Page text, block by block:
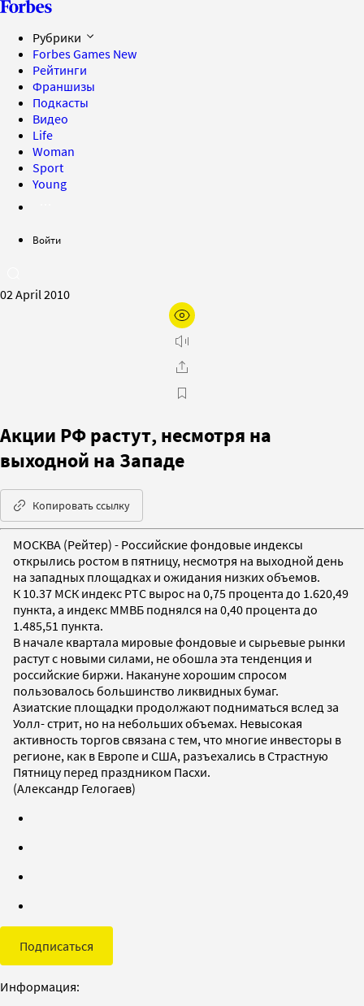
Рубрики
Forbes Games New
Рейтинги
Франшизы
Подкасты
Видео
Life
Woman
Sport
Young
Войти
02 April 2010
Акции РФ растут, несмотря на
выходной на Западе
Копировать ссылку
МОСКВА (Рейтер) - Российские фондовые индексы
открылись ростом в пятницу, несмотря на выходной день
на западных площадках и ожидания низких объемов.
К 10.37 МСК индекс РТС вырос на 0,75 процента до 1.620,49
пункта, а индекс ММВБ поднялся на 0,40 процента до
1.485,51 пункта.
В начале квартала мировые фондовые и сырьевые рынки
растут с новыми силами, не обошла эта тенденция и
российские биржи. Накануне хорошим спросом
пользовалось большинство ликвидных бумаг.
Азиатские площадки продолжают подниматься вслед за
Уолл- стрит, но на небольших объемах. Невысокая
активность торгов связана с тем, что многие инвесторы в
регионе, как в Европе и США, разъехались в Страстную
Пятницу перед праздником Пасхи.
(Александр Гелогаев)
Подписаться
Информация: